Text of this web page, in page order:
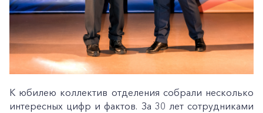
К юбилею коллектив отделения собрали несколько
интересных цифр и фактов. За 30 лет сотрудниками